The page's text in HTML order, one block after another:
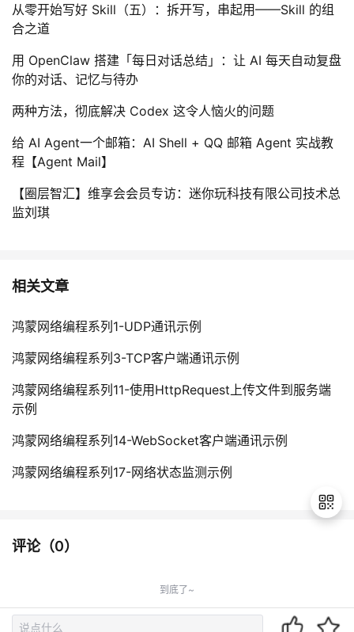
从零开始写好 Skill（五）：拆开写，串起用——Skill 的组
合之道
用 OpenClaw 搭建「每日对话总结」：让 AI 每天自动复盘
你的对话、记忆与待办
两种方法，彻底解决 Codex 这令人恼火的问题
给 AI Agent一个邮箱：AI Shell + QQ 邮箱 Agent 实战教
程【Agent Mail】
【圈层智汇】维享会会员专访：迷你玩科技有限公司技术总
监刘琪
相关文章
鸿蒙网络编程系列1-UDP通讯示例
鸿蒙网络编程系列3-TCP客户端通讯示例
鸿蒙网络编程系列11-使用HttpRequest上传文件到服务端
示例
鸿蒙网络编程系列14-WebSocket客户端通讯示例
鸿蒙网络编程系列17-网络状态监测示例
评论（0）
到底了~